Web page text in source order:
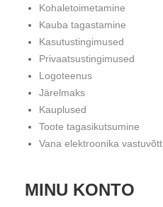
Kohaletoimetamine
Kauba tagastamine
Kasutustingimused
Privaatsustingimused
Logoteenus
Järelmaks
Kauplused
Toote tagasikutsumine
Vana elektroonika vastuvõtt
MINU KONTO